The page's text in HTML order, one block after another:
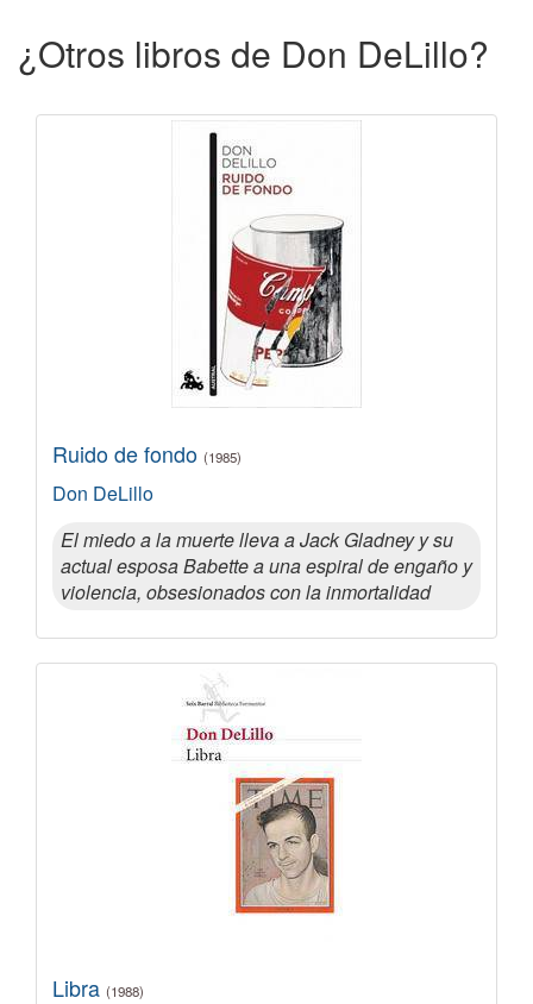
¿Otros libros de Don DeLillo?
Ruido de fondo (1985)
Don DeLillo
El miedo a la muerte lleva a Jack Gladney y su
actual esposa Babette a una espiral de engaño y
violencia, obsesionados con la inmortalidad
Libra (1988)